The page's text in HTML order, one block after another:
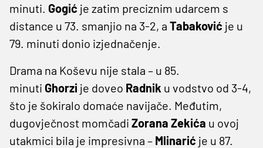
minuti. Gogić je zatim preciznim udarcem s
distance u 73. smanjio na 3-2, a Tabaković je u
79. minuti donio izjednačenje.
Drama na Koševu nije stala – u 85.
minuti Ghorzi je doveo Radnik u vodstvo od 3-4,
što je šokiralo domaće navijače. Međutim,
dugovječnost momčadi Zorana Zekića u ovoj
utakmici bila je impresivna – Mlinarić je u 87.